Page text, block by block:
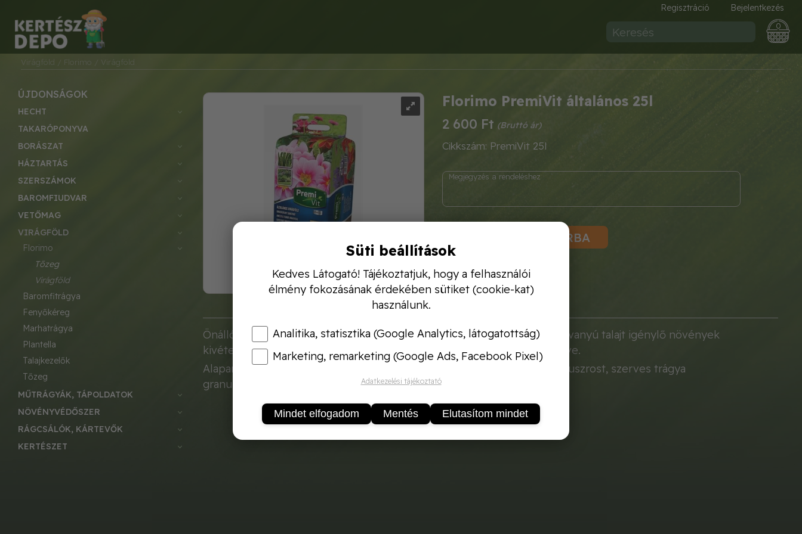
Regisztráció Bejelentkezés
0
Virágföld / Florimo / Virágföld
Florimo PremiVit általános 25l
2 600 Ft
Cikkszám: PremiVit 25l
KOSÁRBA
Önálló termesztő közegként általában minden növénynek – a nagyon savanyú talajt igénylő növények
kivételével, fák-, cserjék esetében az ültető földhöz 20-50%-ban keverve.
Alapanyagok: Sphagnum moha tőzeg, síkláp tőzeg, kertészeti perlit, kókuszrost, szerves trágya
granulátum
ÚJDONSÁGOK
HECHT
TAKARÓPONYVA
BORÁSZAT
HÁZTARTÁS
SZERSZÁMOK
BAROMFIUDVAR
VETŐMAG
VIRÁGFÖLD
florimo
tőzeg
virágföld
baromfitrágya
fenyőkéreg
marhatrágya
plantella
talajkezelők
tőzeg
MŰTRÁGYÁK, TÁPOLDATOK
NÖVÉNYVÉDŐSZER
RÁGCSÁLÓK, KÁRTEVŐK
KERTÉSZET
Süti beállítások
Kedves Látogató! Tájékoztatjuk, hogy a felhasználói
élmény fokozásának érdekében sütiket (cookie-kat)
használunk.
Analitika, statisztika (Google Analytics, látogatottság)
Marketing, remarketing (Google Ads, Facebook Pixel)
Adatkezelési tájékoztató
Mindet elfogadom Mentés Elutasítom mindet